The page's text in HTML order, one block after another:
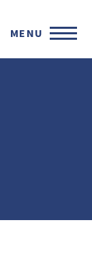
MENU